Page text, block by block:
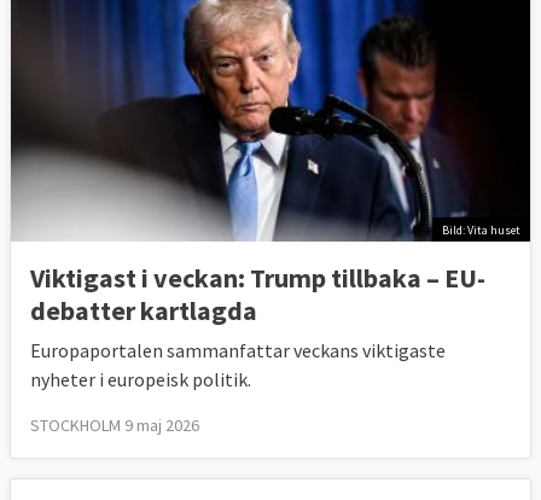
Bild: Vita huset
Viktigast i veckan: Trump tillbaka – EU-
debatter kartlagda
Europaportalen sammanfattar veckans viktigaste
nyheter i europeisk politik.
STOCKHOLM 9 maj 2026